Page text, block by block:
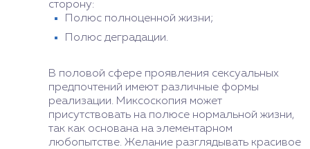
сторону:
Полюс полноценной жизни;
Полюс деградации.
В половой сфере проявления сексуальных
предпочтений имеют различные формы
реализации. Миксоскопия может
присутствовать на полюсе нормальной жизни,
так как основана на элементарном
любопытстве. Желание разглядывать красивое